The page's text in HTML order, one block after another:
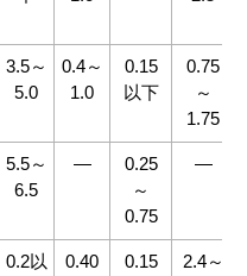
3.5～
5.0
0.4～
1.0
0.15
以下
0.75
～
1.75
5.5～
6.5
―
0.25
～
0.75
―
0.2以
0.40
0.15
2.4～